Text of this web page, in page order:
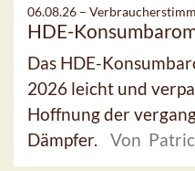
06.08.26 –
HDE-
Das HDE-
2026 leicht und
Hoffnung der
Dämpfer.
Von